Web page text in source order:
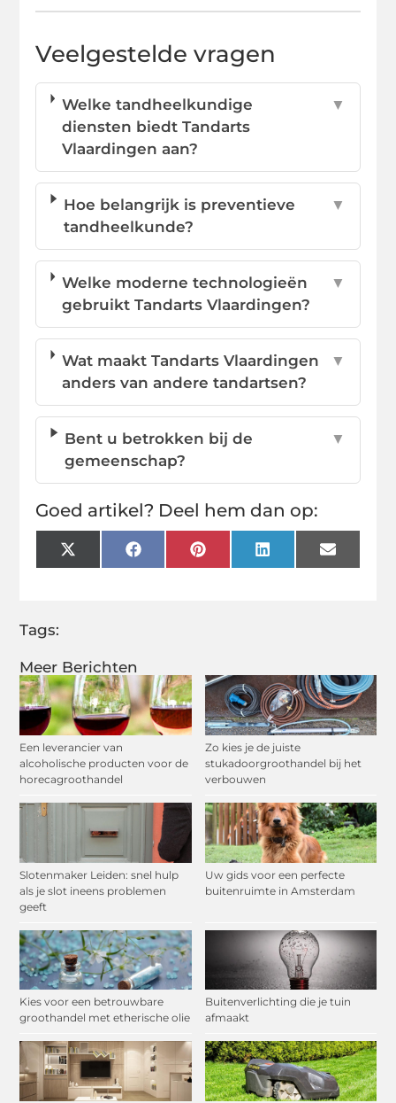
Meer Berichten
Een leverancier van
alcoholische producten voor de
horecagroothandel
Zo kies je de juiste
stukadoorgroothandel bij het
verbouwen
Slotenmaker Leiden: snel hulp
als je slot ineens problemen
geeft
Uw gids voor een perfecte
buitenruimte in Amsterdam
Kies voor een betrouwbare
groothandel met etherische olie
Buitenverlichting die je tuin
afmaakt
Veelgestelde vragen
Welke tandheelkundige
diensten biedt Tandarts
Vlaardingen aan?
▼
Hoe belangrijk is preventieve
tandheelkunde?
▼
Welke moderne technologieën
gebruikt Tandarts Vlaardingen?
▼
Wat maakt Tandarts Vlaardingen
anders van andere tandartsen?
▼
Bent u betrokken bij de
gemeenschap?
▼
Goed artikel? Deel hem dan op:
X
(Twitter)
FacebookPinterestLinkedInEmail
Tags: